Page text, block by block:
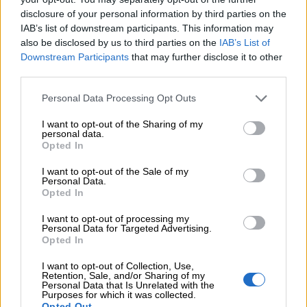
disclosure of your personal information by third parties on the
IAB’s list of downstream participants. This information may
also be disclosed by us to third parties on the IAB’s List of
Downstream Participants that may further disclose it to other
Personal Data Processing Opt Outs
I want to opt-out of the Sharing of my
personal data.
Opted In
I want to opt-out of the Sale of my
Personal Data.
Opted In
I want to opt-out of processing my
Personal Data for Targeted Advertising.
Opted In
I want to opt-out of Collection, Use,
Retention, Sale, and/or Sharing of my
Personal Data that Is Unrelated with the
Purposes for which it was collected.
Opiniones Teatro de la salud: aprende con tu
enfermera hábitos saludables
¿Qué te ha parecido? Comparte tu opinión:
Sólo los usuarios registrados pueden escribir comentarios
0 Valoraciones